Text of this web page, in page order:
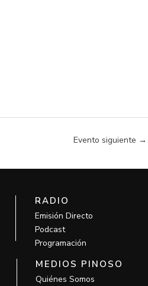
Evento siguiente →
RADIO
Emisión Directo
Podcast
Programación
MEDIOS PINOSO
Quiénes Somos